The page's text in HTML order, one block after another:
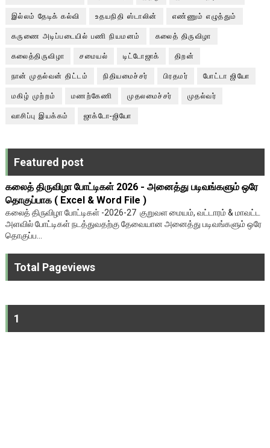
இல்லம் தேடிக் கல்வி உதயநிதி ஸ்டாலின் எண்ணும் எழுத்தும்
கருணை அடிப்படையில் பணி நியமனம் கலைத் திருவிழா
கலைத்திருவிழா சமையல் டிட்டோஜாக் திறன்
நான் முதல்வன் திட்டம் நிதியமைச்சர் பிரதமர் போட்டா ஜியோ
மகிழ் முற்றம் மணற்கேணி முதலமைச்சர் முதல்வர்
வாசிப்பு இயக்கம் ஜாக்டோ-ஜியோ
Featured post
கலைத் திருவிழா போட்டிகள் 2026 - அனைத்து படிவங்களும் ஒரே
தொகுப்பாக ( Excel & Word File )
கலைத் திருவிழா போட்டிகள் -2026-27 குறுவள மையம், வட்டாரம் & மாவட்ட
அளவில் போட்டிகள் நடத்துவதற்கு தேவையான அனைத்து படிவங்களும் ஒரே
தொகுப்ப...
Total Pageviews
1